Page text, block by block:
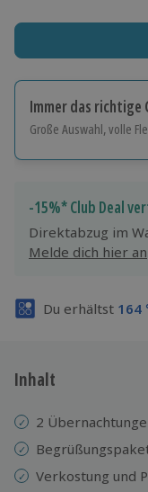
Immer das richtige
Große Auswahl, volle
Jeder Gutschein für
Maximale
3 Jahre gültig &
-15%* Club Deal
Direktabzug im
Melde dich hier an
Du erhältst 164
Inhalt
2
Verkostung und